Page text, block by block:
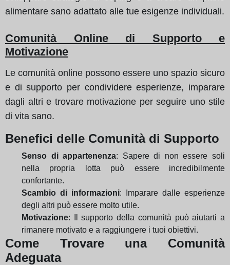
alimentare sano adattato alle tue esigenze individuali.
Comunità Online di Supporto e
Motivazione
Le comunità online possono essere uno spazio sicuro
e di supporto per condividere esperienze, imparare
dagli altri e trovare motivazione per seguire uno stile
di vita sano.
Benefici delle Comunità di Supporto
Senso di appartenenza: Sapere di non essere soli
nella propria lotta può essere incredibilmente
confortante.
Scambio di informazioni: Imparare dalle esperienze
degli altri può essere molto utile.
Motivazione: Il supporto della comunità può aiutarti a
rimanere motivato e a raggiungere i tuoi obiettivi.
Come Trovare una Comunità
Adeguata